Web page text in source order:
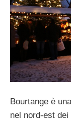
Bourtange è
nel nord-est